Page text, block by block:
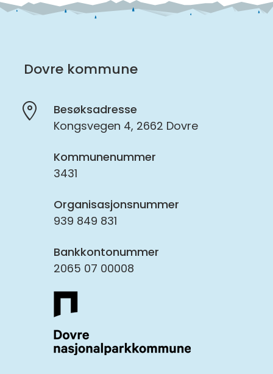
Dovre kommune
Besøksadresse
Kongsvegen 4, 2662 Dovre
Kommunenummer
3431
Organisasjonsnummer
939 849 831
Bankkontonummer
2065 07 00008